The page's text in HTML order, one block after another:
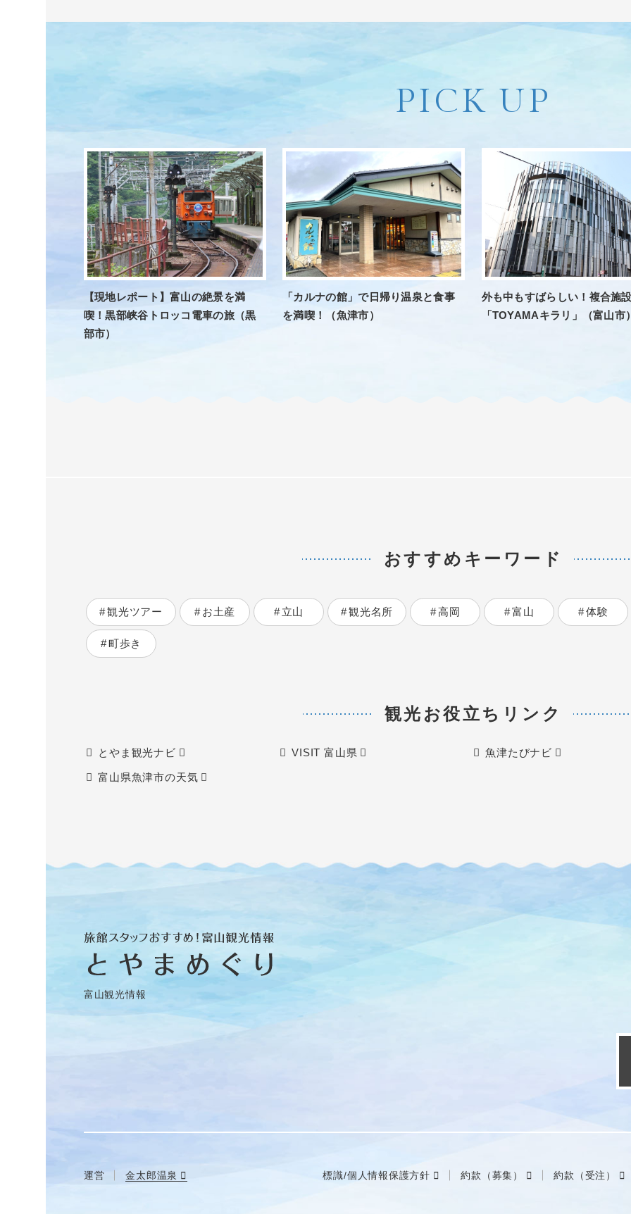
PICK UP
【現地レポート】富山の絶景を満
喫！黒部峡谷トロッコ電車の旅（黒
部市）
「カルナの館」で日帰り温泉と食事
を満喫！（魚津市）
外も中もすばらしい！複合施
「TOYAMAキラリ」（富山市
おすすめキーワード
観光ツアー お土産 立山 観光名所 高岡 富山 体験
町歩き
観光お役立ちリンク
とやま観光ナビ VISIT 富山県 魚津たびナビ
富山県魚津市の天気
富山観光情報
運営 金太郎温泉 標識/個人情報保護方針 約款（募集） 約款（受注）